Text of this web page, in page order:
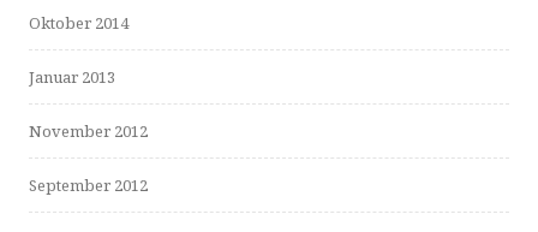
Oktober 2014
Januar 2013
November 2012
September 2012